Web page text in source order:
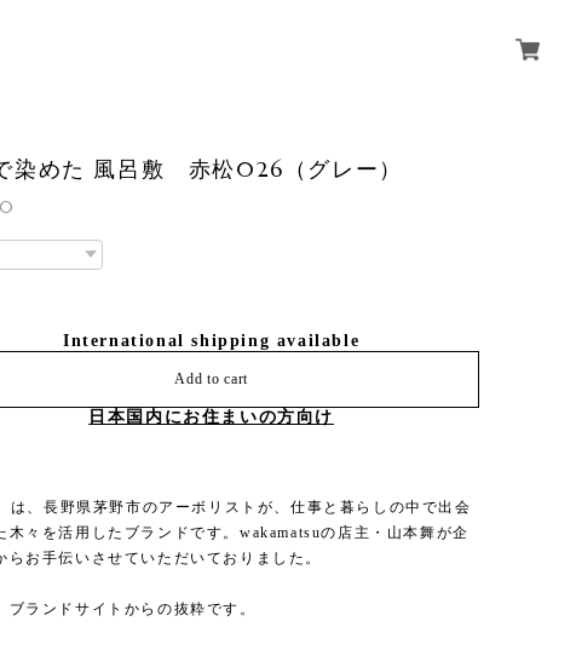
染めた 風呂敷 赤松026（グレー）
International shipping available
Add to cart
日本国内にお住まいの方向け
は、長野県茅野市のアーボリストが、仕事と暮らしの中で出会
木々を活用したブランドです。wakamatsuの店主・山本舞が企
らお手伝いさせていただいておりました。
ランドサイトからの抜粋です。